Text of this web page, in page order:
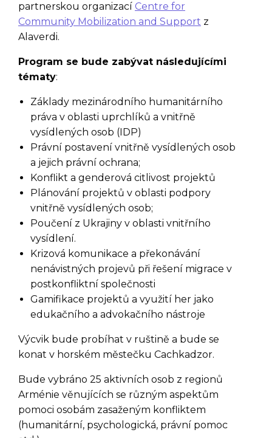
partnerskou organizací Centre for
Community Mobilization and Support z
Alaverdi.
Program se bude zabývat následujícími
tématy:
Základy mezinárodního humanitárního
práva v oblasti uprchlíků a vnitřně
vysídlených osob (IDP)
Právní postavení vnitřně vysídlených osob
a jejich právní ochrana;
Konflikt a genderová citlivost projektů
Plánování projektů v oblasti podpory
vnitřně vysídlených osob;
Poučení z Ukrajiny v oblasti vnitřního
vysídlení.
Krizová komunikace a překonávání
nenávistných projevů při řešení migrace v
postkonfliktní společnosti
Gamifikace projektů a využití her jako
edukačního a advokačního nástroje
Výcvik bude probíhat v ruštině a bude se
konat v horském městečku Cachkadzor.
Bude vybráno 25 aktivních osob z regionů
Arménie věnujících se různým aspektům
pomoci osobám zasaženým konfliktem
(humanitární, psychologická, právní pomoc